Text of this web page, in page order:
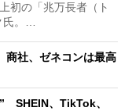
初の「兆万長者（ト
氏。…
商社、ゼネコンは最高
SHEIN、TikTok、